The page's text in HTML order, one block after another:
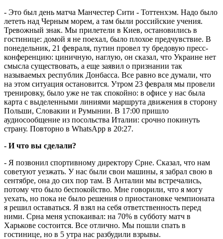
- Это был день матча Манчестер Сити - Тоттенхэм. Надо было
лететь над Черным морем, а там были российские учения.
Тревожный знак. Мы прилетели в Киев, остановились в
гостинице: домой я не поехал, было плохое предчувствие. В
понедельник, 21 февраля, путин провел ту бредовую пресс-
конференцию: циничную, наглую, он сказал, что Украине нет
смысла существовать, а еще заявил о признании так
называемых республик Донбасса. Все равно все думали, что
на этом ситуация остановится. Утром 23 февраля мы провели
тренировку, было уже не так спокойно: в офисе у нас была
карта с выделенными линиями маршрута движения в сторону
Польши, Словакии и Румынии. В 17:00 пришло
аудиосообщение из посольства Италии: срочно покинуть
страну. Повторно в WhatsApp в 20:27.
- И что вы сделали?
- Я позвонил спортивному директору Срне. Сказал, что нам
советуют уезжать. У нас были свои машины, я забрал свою в
сентябре, она до сих пор там. В Анталии мы встречались,
потому что было беспокойство. Мне говорили, что я могу
уехать, но пока не было решения о приостановке чемпионата
я решил оставаться. Я взял на себя ответственность перед
ними. Срна меня успокаивал: на 70% в субботу матч в
Харькове состоится. Все отлично. Мы пошли спать в
гостинице, но в 5 утра нас разбудили взрывы.